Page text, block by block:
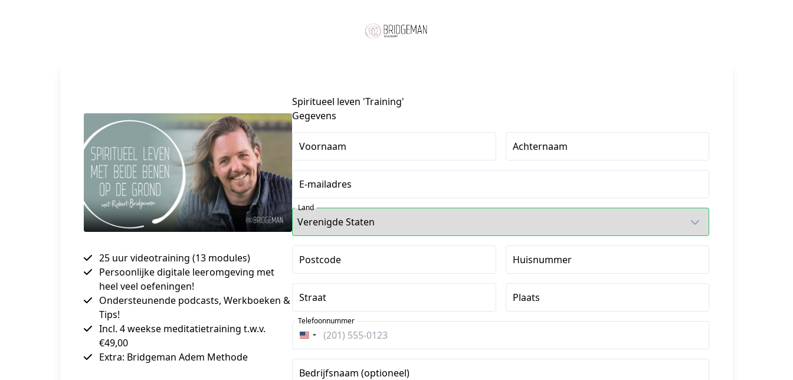
25 uur videotraining (13 modules)
Persoonlijke digitale leeromgeving met
heel veel oefeningen!
Ondersteunende podcasts, Werkboeken &
Tips!
Incl. 4 weekse meditatietraining t.w.v.
€49,00
Extra: Bridgeman Adem Methode
Spiritueel leven 'Training'
Gegevens
Voornaam Achternaam
E-mailadres
Land
Postcode Huisnummer
Straat Plaats
Verenigde
Staten
+1
Telefoonnummer
Bedrijfsnaam (optioneel)